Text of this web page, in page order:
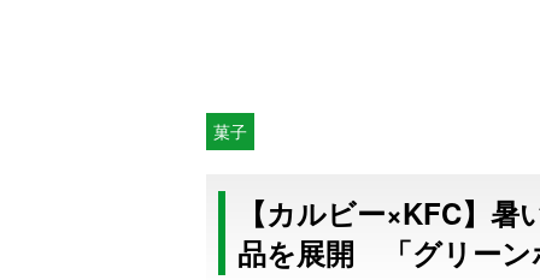
菓子
【カルビー×KFC】
品を展開 「グリーン